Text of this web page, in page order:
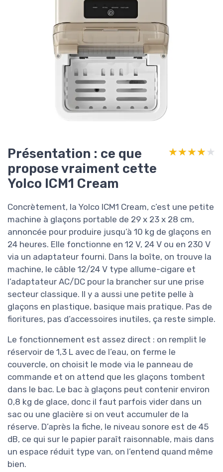
Présentation : ce que
propose vraiment cette
Yolco ICM1 Cream
★★★★★
★★★★★
Concrètement, la Yolco ICM1 Cream, c’est une petite
machine à glaçons portable de 29 x 23 x 28 cm,
annoncée pour produire jusqu’à 10 kg de glaçons en
24 heures. Elle fonctionne en 12 V, 24 V ou en 230 V
via un adaptateur fourni. Dans la boîte, on trouve la
machine, le câble 12/24 V type allume-cigare et
l’adaptateur AC/DC pour la brancher sur une prise
secteur classique. Il y a aussi une petite pelle à
glaçons en plastique, basique mais pratique. Pas de
fioritures, pas d’accessoires inutiles, ça reste simple.
Le fonctionnement est assez direct : on remplit le
réservoir de 1,3 L avec de l’eau, on ferme le
couvercle, on choisit le mode via le panneau de
commande et on attend que les glaçons tombent
dans le bac. Le bac à glaçons peut contenir environ
0,8 kg de glace, donc il faut parfois vider dans un
sac ou une glacière si on veut accumuler de la
réserve. D’après la fiche, le niveau sonore est de 45
dB, ce qui sur le papier paraît raisonnable, mais dans
un espace réduit type van, on l’entend quand même
bien.